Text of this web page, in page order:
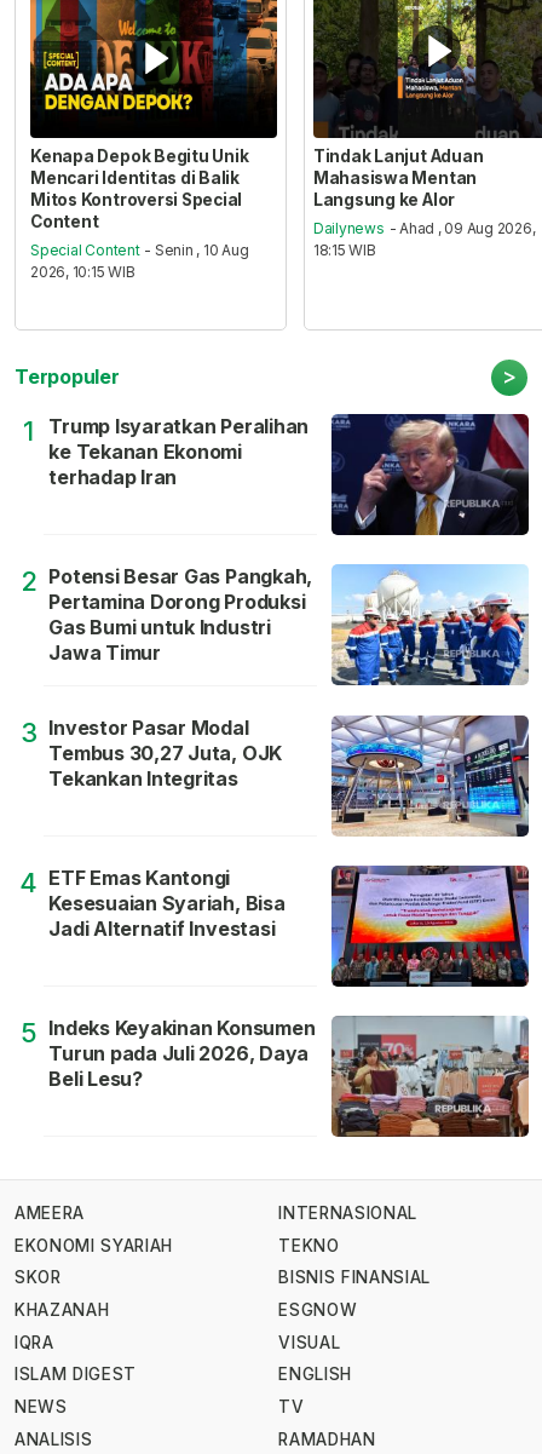
Kenapa Depok Begitu Unik
Mencari Identitas di Balik
Mitos Kontroversi Special
Content
Special Content - Senin , 10 Aug
2026, 10:15 WIB
Tindak Lanjut Aduan
Mahasiswa Mentan
Langsung ke Alor
Dailynews - Ahad , 09 Aug 2026,
18:15 WIB
Terpopuler >
1
Trump Isyaratkan Peralihan
ke Tekanan Ekonomi
terhadap Iran
2 Potensi Besar Gas Pangkah,
Pertamina Dorong Produksi
Gas Bumi untuk Industri
Jawa Timur
3 Investor Pasar Modal
Tembus 30,27 Juta, OJK
Tekankan Integritas
4 ETF Emas Kantongi
Kesesuaian Syariah, Bisa
Jadi Alternatif Investasi
5 Indeks Keyakinan Konsumen
Turun pada Juli 2026, Daya
Beli Lesu?
AMEERA
EKONOMI SYARIAH
SKOR
KHAZANAH
IQRA
ISLAM DIGEST
NEWS
ANALISIS
INTERNASIONAL
TEKNO
BISNIS FINANSIAL
ESGNOW
VISUAL
ENGLISH
TV
RAMADHAN